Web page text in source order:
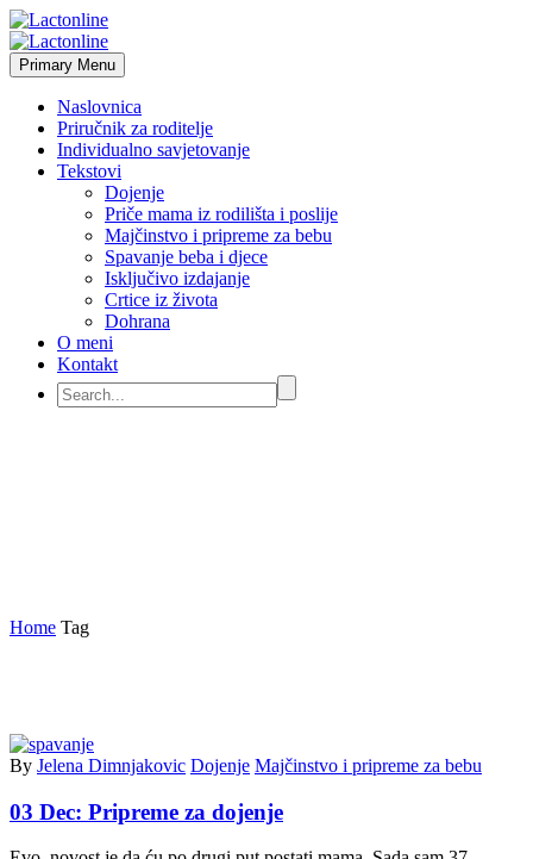
Primary Menu
Naslovnica
Priručnik za roditelje
Individualno savjetovanje
Tekstovi
Dojenje
Priče mama iz rodilišta i poslije
Majčinstvo i pripreme za bebu
Spavanje beba i djece
Isključivo izdajanje
Crtice iz života
Dohrana
O meni
Kontakt
Home Tag
By Jelena Dimnjakovic Dojenje Majčinstvo i pripreme za bebu
03 Dec: Pripreme za dojenje